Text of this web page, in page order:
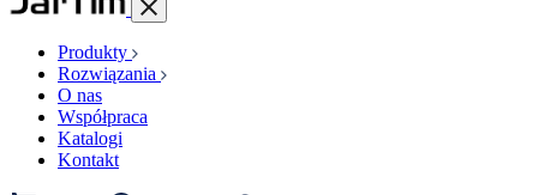
Produkty
Rozwiązania
O nas
Współpraca
Katalogi
Kontakt